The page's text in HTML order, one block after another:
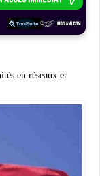
en réseaux et